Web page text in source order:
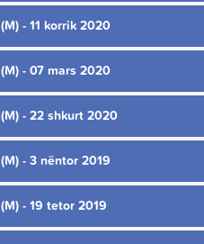
- 11 korrik 2020
- 07 mars 2020
- 22 shkurt 2020
- 3 nëntor 2019
- 19 tetor 2019